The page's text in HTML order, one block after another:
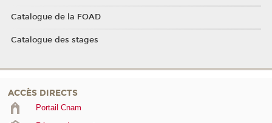
Catalogue de la FOAD
Catalogue des stages
ACCÈS DIRECTS
Portail Cnam